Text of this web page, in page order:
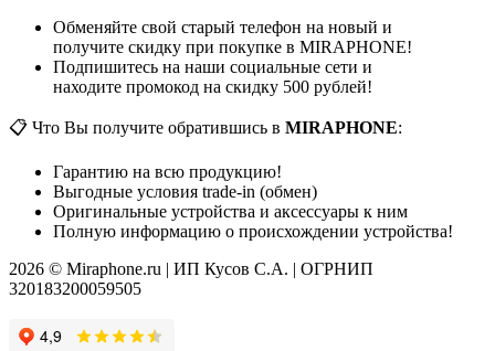
Обменяйте свой старый телефон на новый и
получите скидку при покупке в MIRAPHONE!
Подпишитесь на наши социальные сети и
находите промокод на скидку 500 рублей!
📋 Что Вы получите обратившись в MIRAPHONE:
Гарантию на всю продукцию!
Выгодные условия trade-in (обмен)
Оригинальные устройства и аксессуары к ним
Полную информацию о происхождении устройства!
2026 © Miraphone.ru | ИП Кусов С.А. | ОГРНИП
320183200059505